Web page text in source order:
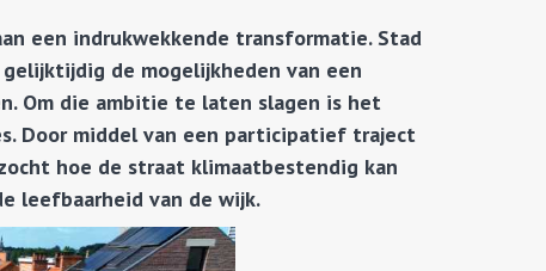
een indrukwekkende transformatie. Stad
de mogelijkheden van een
Om die ambitie te laten slagen is het
Door middel van een participatief traject
hoe de straat klimaatbestendig kan
leefbaarheid van de wijk.